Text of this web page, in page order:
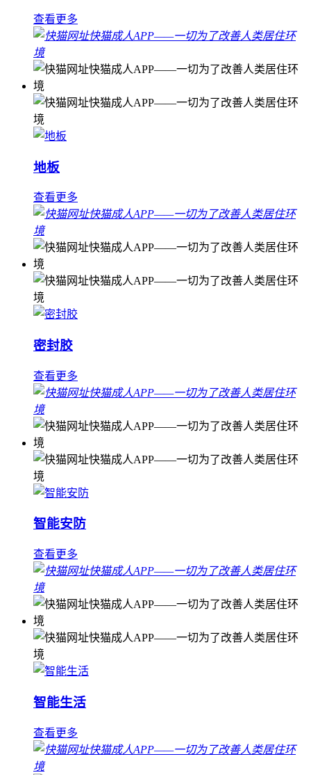
查看更多
地板
查看更多
密封胶
查看更多
智能安防
查看更多
智能生活
查看更多